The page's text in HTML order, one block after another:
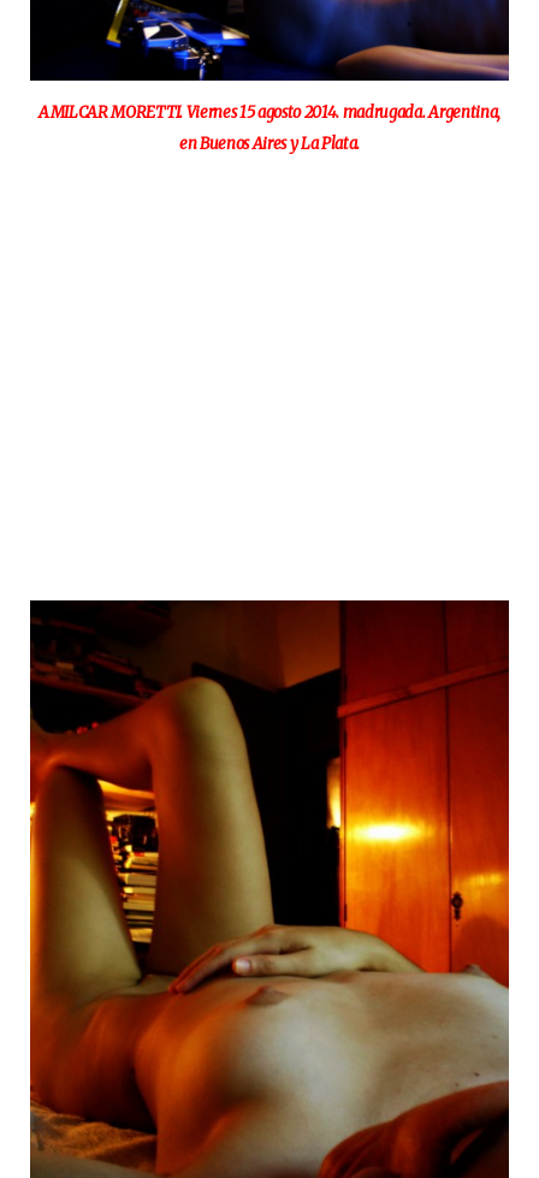
AMILCAR MORETTI. Viernes 15 agosto 2014. madrugada. Argentina,
en Buenos Aires y La Plata.